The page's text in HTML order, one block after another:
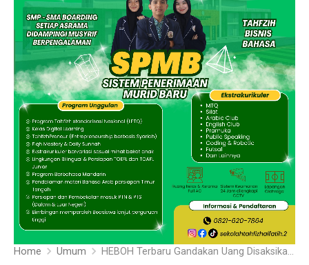
Home Umum HEBOH Terbaru Gandakan Uang Disaksikan Perwira Polisi